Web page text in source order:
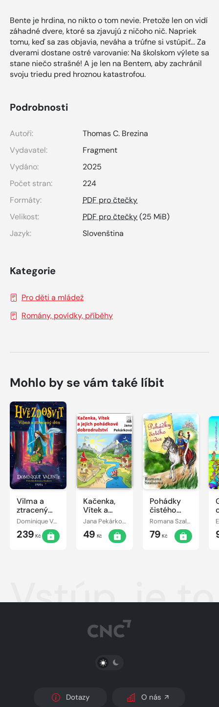
Bente je hrdina, no nikto o tom nevie. Pretože len on vidí
záhadné dvere, ktoré sa zjavujú z ničoho nič. Napriek
tomu, keď sa zas objavia, neváha a trúfne si vstúpiť... Za
dverami dostane ostré varovanie: Na školskom výlete sa
stane niečo strašné! A je len na Bentem, aby zachránil
svoju triedu pred hroznou katastrofou.
Podrobnosti
Autoři:
Thomas C. Brezina
Vydavatel:
Fragment
Vydáno:
2025
Počet stran:
224
Formáty:
PDF pro čtečky
Velikost:
PDF pro čtečky(25 MiB)
Jazyk:
Slovenština
Kategorie
Pro děti a mládež
Romány, povídky, příběhy
Mohlo by se vám také líbit
Vilma a
ztracený
den
Dominique Valente
239 Kč
Kačenka,
Vítek a
jejich
pohádkové
dobrodružství
Jana Pekárková
49 Kč
Pohádky
čistého
srdce
Romana Szalaiová
79 Kč
Vstúp, je
PŘEPNOUT SVĚTLÝ/TMAVÝ REŽIM
Dotazy O nás